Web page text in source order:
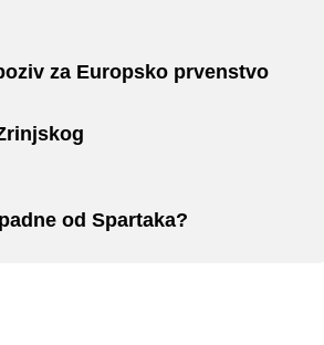
za Europsko prvenstvo
od Spartaka?